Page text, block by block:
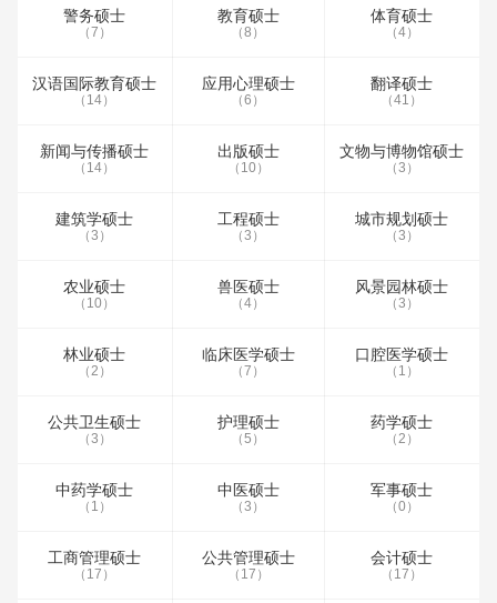
警务硕士
（7）
教育硕士
（8）
体育硕士
（4）
汉语国际教育硕士
（14）
应用心理硕士
（6）
翻译硕士
（41）
新闻与传播硕士
（14）
出版硕士
（10）
文物与博物馆硕士
（3）
建筑学硕士
（3）
工程硕士
（3）
城市规划硕士
（3）
农业硕士
（10）
兽医硕士
（4）
风景园林硕士
（3）
林业硕士
（2）
临床医学硕士
（7）
口腔医学硕士
（1）
公共卫生硕士
（3）
护理硕士
（5）
药学硕士
（2）
中药学硕士
（1）
中医硕士
（3）
军事硕士
（0）
工商管理硕士
（17）
公共管理硕士
（17）
会计硕士
（17）